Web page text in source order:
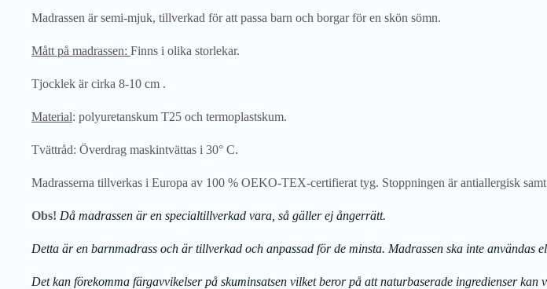
Madrassen är semi-mjuk, tillverkad för att passa barn och borgar för en skön sömn.
Mått på madrassen: Finns i olika storlekar.
Tjocklek är cirka 8-10 cm .
Material: polyuretanskum T25 och termoplastskum.
Tvättråd: Överdrag maskintvättas i 30° C.
Madrasserna tillverkas i Europa av 100 % OEKO-TEX-certifierat tyg. Stoppningen är antiallergisk
Obs! Då madrassen är en specialtillverkad vara, så gäller ej ångerrätt.
Detta är en barnmadrass och är tillverkad och anpassad för de minsta. Madrassen ska inte användas
Det kan förekomma färgavvikelser på skuminsatsen vilket beror på att naturbaserade ingredienser kan